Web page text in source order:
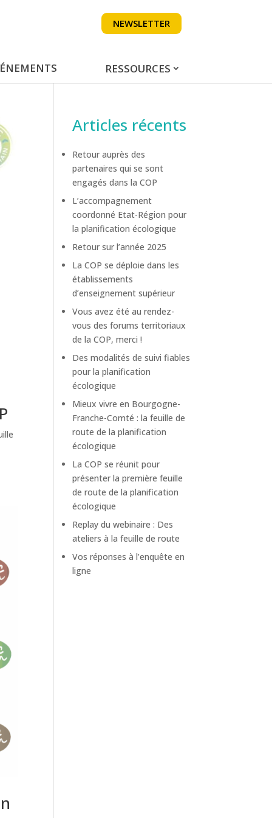
NEWSLETTER
RESSOURCES
Articles récents
Retour auprès des
partenaires qui se sont
engagés dans la COP
L’accompagnement
coordonné Etat-Région pour
la planification écologique
Retour sur l’année 2025
La COP se déploie dans les
établissements
d’enseignement supérieur
Vous avez été au rendez-
vous des forums territoriaux
de la COP, merci !
Des modalités de suivi fiables
pour la planification
écologique
Mieux vivre en Bourgogne-
Franche-Comté : la feuille de
route de la planification
écologique
La COP se réunit pour
présenter la première feuille
de route de la planification
écologique
Replay du webinaire : Des
ateliers à la feuille de route
Vos réponses à l’enquête en
ligne